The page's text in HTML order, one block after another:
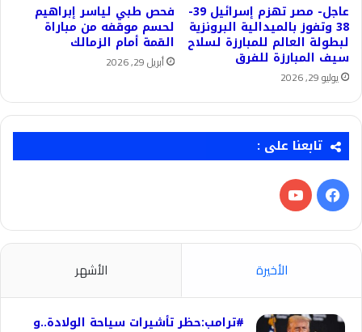
عاجل- مصر تهزم إسرائيل 39-
38 وتفوز بالميدالية البرونزية
لبطولة العالم للمبارزة لسلاح
سيف المبارزة للفرق
يوليو 29, 2026
فحص طبي لياسر إبراهيم
لحسم موقفه من مباراة
القمة أمام الزمالك
أبريل 29, 2026
تابعنا على :
فيسبوك‫YouTube
الأخيرة الأشهر
#ترامب:حظر تأشيرات سياحة الولادة..و